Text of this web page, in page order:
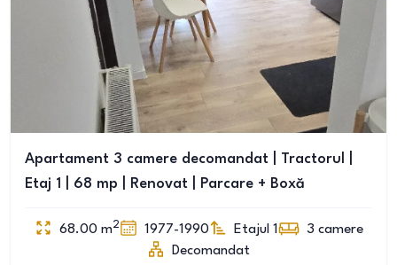
Apartament 3 camere decomandat | Tractorul |
Etaj 1 | 68 mp | Renovat | Parcare + Boxă
68.00 m2 1977-1990 Etajul 1 3 camere
Decomandat